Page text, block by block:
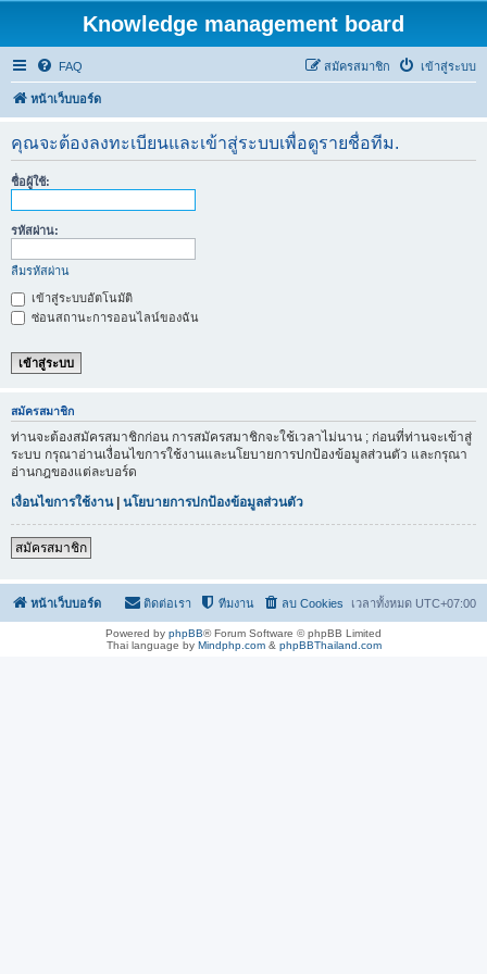
Knowledge management board
FAQ เข้าสู่ระบบ
สมัครสมาชิก
หน้าเว็บบอร์ด
คุณจะต้องลงทะเบียนและเข้าสู่ระบบเพื่อดูรายชื่อทีม.
ชื่อผู้ใช้:
รหัสผ่าน:
ลืมรหัสผ่าน
เข้าสู่ระบบอัตโนมัติ
ซ่อนสถานะการออนไลน์ของฉัน
สมัครสมาชิก
ท่านจะต้องสมัครสมาชิกก่อน การสมัครสมาชิกจะใช้เวลาไม่นาน ; ก่อนที่ท่านจะเข้าสู่
ระบบ กรุณาอ่านเงื่อนไขการใช้งานและนโยบายการปกป้องข้อมูลส่วนตัว และกรุณา
อ่านกฎของแต่ละบอร์ด
เงื่อนไขการใช้งาน| นโยบายการปกป้องข้อมูลส่วนตัว
สมัครสมาชิก
หน้าเว็บบอร์ด เวลาทั้งหมด UTC+07:00
ลบ Cookies
ทีมงาน
ติดต่อเรา
Powered by phpBB® Forum Software © phpBB Limited
Thai language by Mindphp.com& phpBBThailand.com